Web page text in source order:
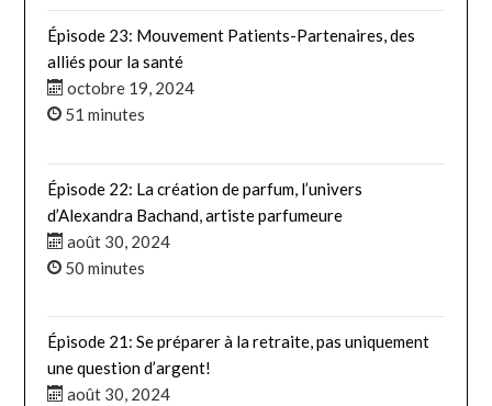
Épisode 23: Mouvement Patients-Partenaires, des
alliés pour la santé
octobre 19, 2024
51 minutes
Épisode 22: La création de parfum, l’univers
d’Alexandra Bachand, artiste parfumeure
août 30, 2024
50 minutes
Épisode 21: Se préparer à la retraite, pas uniquement
une question d’argent!
août 30, 2024